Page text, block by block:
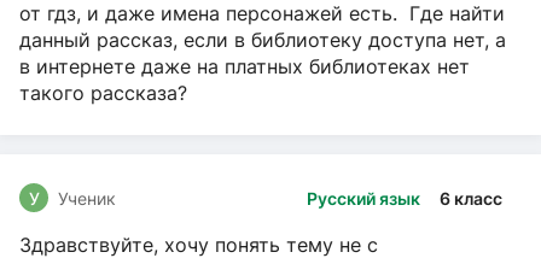
от гдз, и даже имена персонажей есть. Где найти
данный рассказ, если в библиотеку доступа нет, а
в интернете даже на платных библиотеках нет
такого рассказа?
Русский язык 6 класс
У Ученик
Здравствуйте, хочу понять тему не с